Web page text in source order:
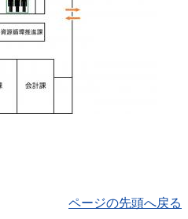
ページの先頭へ戻る